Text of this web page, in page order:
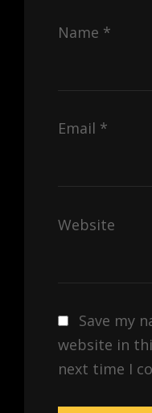
Name *
Email *
Website
Save my
website in
next time I